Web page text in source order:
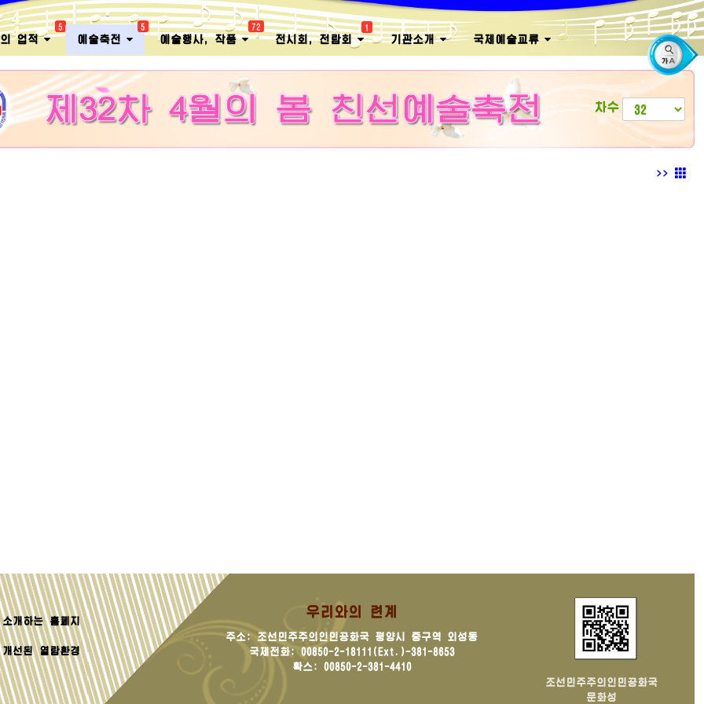
의 업적
5
예술축전
5
예술행사, 작품
72
전시회, 전람회
1
기관소개 국제예술교류
차수
>>
개하는 홈페지
선된 열람환경
우리와의 련계
주소: 조선민주주의인민공화국 평양시 중구역 외성동
국제전화: 00850-2-18111(Ext.)-381-8653
확스: 00850-2-381-4410
조선민주주의인민공화국
문화성